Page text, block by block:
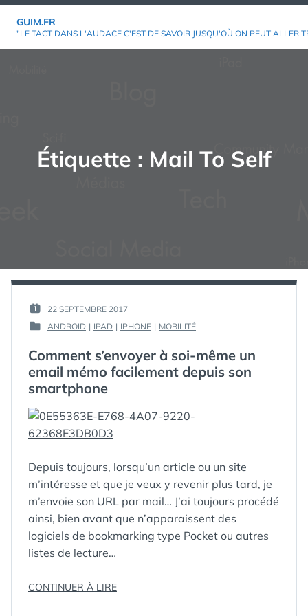
Aller
GUIM.FR
"LE TACT DANS L'AUDACE C'EST DE SAVOIR JUSQU'OÙ ON PEUT ALLER
Étiquette : Mail To Self
PUBLIÉ
LE :
22 SEPTEMBRE 2017
GUIM
PUBLIÉ
ANDROID | IPAD | IPHONE | MOBILITÉ
Comment s’envoyer à soi-même un
email mémo facilement depuis son
smartphone
Depuis toujours, lorsqu’un article ou un site
m’intéresse et que je veux y revenir plus tard, je
m’envoie son URL par mail… J’ai toujours procédé
ainsi, bien avant que n’apparaissent des
logiciels de bookmarking type Pocket ou autres
listes de lecture…
CONTINUER À LIRE« COMMENT
ÉTIQUETTES :
ANDROID,